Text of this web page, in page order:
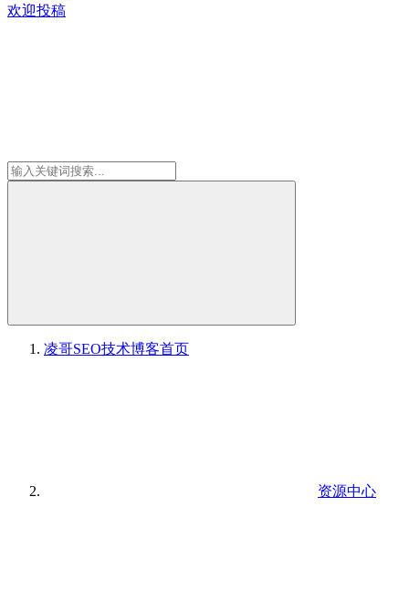
欢迎投稿
凌哥SEO技术博客首页
资源中心